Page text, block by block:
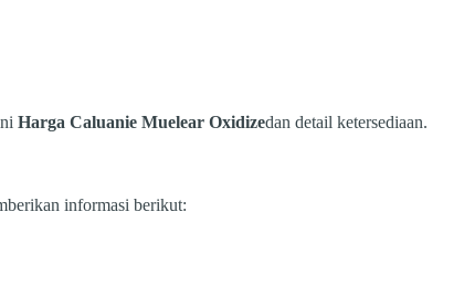
Harga Caluanie Muelear Oxidizedan detail ketersediaan.
informasi berikut: